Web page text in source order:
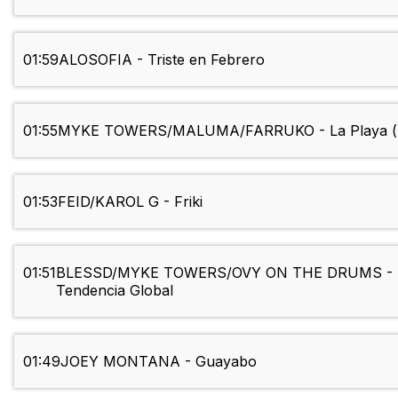
01:59ALOSOFIA - Triste en Febrero
01:55MYKE TOWERS/MALUMA/FARRUKO - La Playa
01:53FEID/KAROL G - Friki
01:51BLESSD/MYKE TOWERS/OVY ON THE DRUMS -
Tendencia Global
01:49JOEY MONTANA - Guayabo